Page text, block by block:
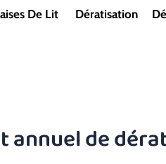
De Lit Dératisation
annuel de